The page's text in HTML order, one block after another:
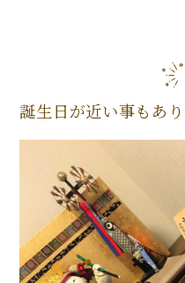
誕生日が近い事もあ